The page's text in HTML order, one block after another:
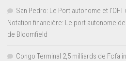
San Pedro: Le Port autonome et
Notation financière: Le port autonome
de Bloomfield
Congo Terminal 2,5 milliards de Fcfa